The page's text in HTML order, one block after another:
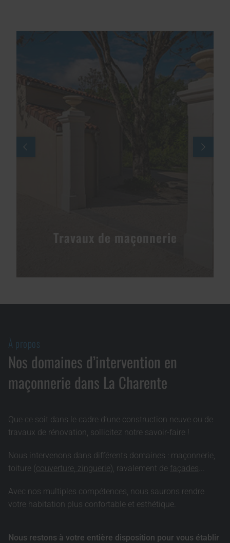
Travaux de maçonnerie
À propos
Nos domaines d’intervention en
maçonnerie dans La Charente
Que ce soit dans le cadre d’une construction neuve ou de
travaux de rénovation, sollicitez notre savoir-faire !
Nous intervenons dans différents domaines : maçonnerie,
toiture (couverture, zinguerie), ravalement de façades...
Avec nos multiples compétences, nous saurons rendre
votre habitation plus confortable et esthétique.
Nous restons à votre entière disposition pour vous établir